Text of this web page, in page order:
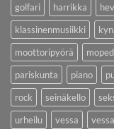
golfari
harrikka
klassinenmusiikki
moottoripyörä
pariskunta
piano
rock
seinäkello
urheilu
vessa